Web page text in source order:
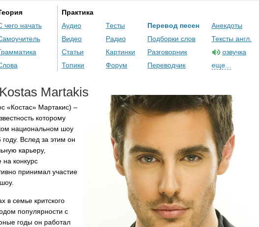
чего начать
Практика
Аудио
Видео
Статьи
Топики
Тесты
Радио
Картинки
Форум
Перевод песен
Подборки слов
Разговорник
Переводчик
Анекдоты
Тексты англ.
озвучка
еще...
Kostas Martakis
«Костас» Мартакис) –
которому
национальном шоу
году. Вслед за этим он
карьеру,
конкурс
принимал участие
в семье критского
популярности с
годы он работал